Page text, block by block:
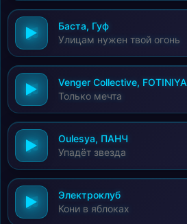
В Адлер рейсом срочным.
В край в объятие двух морей.
Летим к мечте своей.
Встретят нас с утра.
Баста, Гуф
Улицам нужен твой огонь
Venger Collective, FOTINIYA
Только мечта
Oulesya, ПАНЧ
Упадёт звезда
Электроклуб
Кони в яблоках